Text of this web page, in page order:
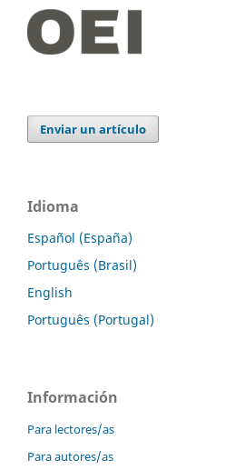
Enviar un artículo
Idioma
Español (España)
Português (Brasil)
English
Português (Portugal)
Información
Para lectores/as
Para autores/as